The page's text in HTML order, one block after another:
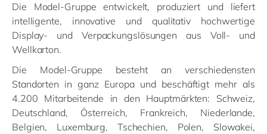
Die Model-Gruppe entwickelt, produziert und liefert
intelligente, innovative und qualitativ hochwertige
Display- und Verpackungslösungen aus Voll- und
Wellkarton.
Die Model-Gruppe besteht an verschiedensten
Standorten in ganz Europa und beschäftigt mehr als
4.200 Mitarbeitende in den Hauptmärkten: Schweiz,
Deutschland, Österreich, Frankreich, Niederlande,
Belgien, Luxemburg, Tschechien, Polen, Slowakei,